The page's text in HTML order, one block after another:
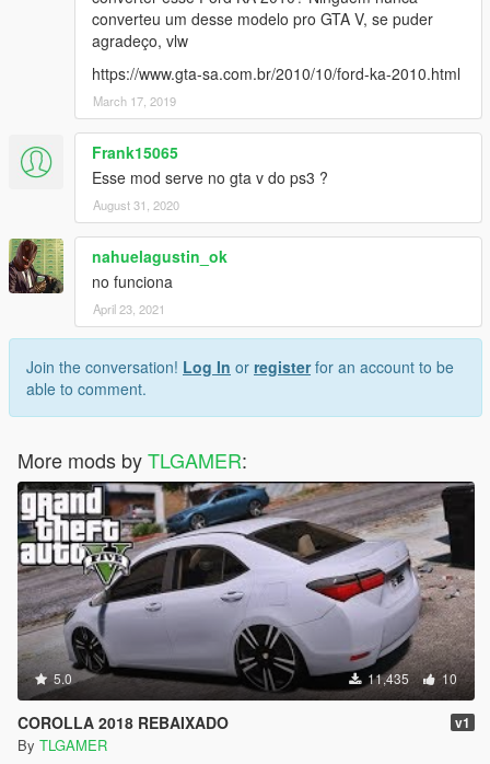
converteu um desse modelo pro GTA V, se puder
agradeço, vlw
https://www.gta-sa.com.br/2010/10/ford-ka-2010.html
March 17, 2019
Frank15065
Esse mod serve no gta v do ps3 ?
August 31, 2020
nahuelagustin_ok
no funciona
April 23, 2021
Join the conversation! Log In or registerfor an account to be
able to comment.
More mods byTLGAMER:
5.0 11,435 10
COROLLA 2018 REBAIXADO v1
By TLGAMER